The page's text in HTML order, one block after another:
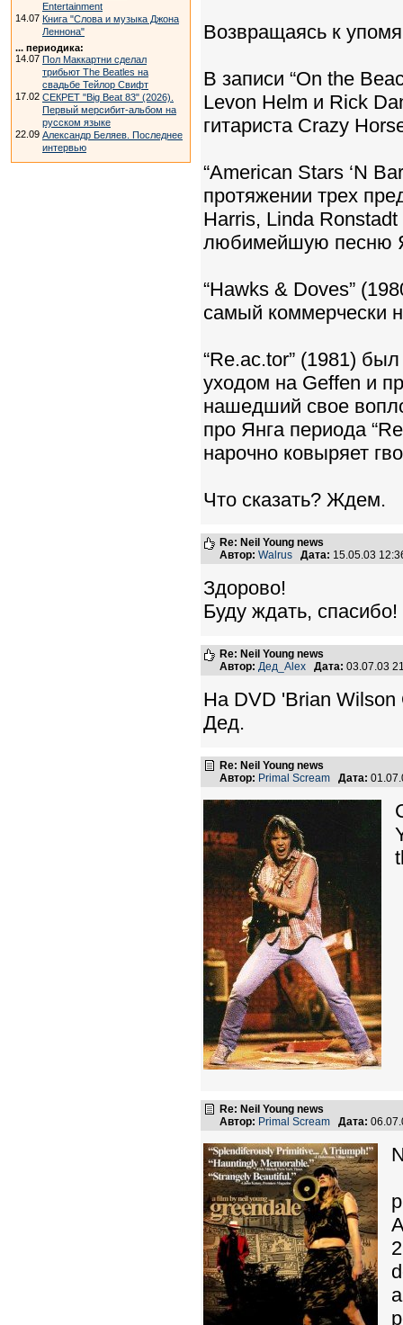
Entertainment
14.07 Книга "Слова и музыка Джона
Леннона"
... периодика:
14.07 Пол Маккартни сделал
трибьют The Beatles на
свадьбе Тейлор Свифт
17.02 СЕКРЕТ "Big Beat 83" (2026).
Первый мерсибит-альбом на
русском языке
22.09 Александр Беляев. Последнее
интервью
Возвращаясь к
В записи “On the
Levon Helm и Rick
гитариста Crazy
“American Stars ‘N
протяжении трех
Harris, Linda
любимейшую песню
“Hawks & Doves”
самый коммерчески
“Re.ac.tor” (1981)
уходом на Geffen и
нашедший свое
про Янга периода
нарочно ковыряет
Что сказать? Ждем.
Re: Neil Young news
Автор: Walrus Дата: 15.05.03
Здорово!
Буду ждать, спасибо!
Re: Neil Young news
Автор: Дед_Alex Дата: 03.07.03
На DVD 'Brian Wilson
Дед.
Re: Neil Young news
Автор: Primal Scream Дата:
Re: Neil Young news
Автор: Primal Scream Дата: